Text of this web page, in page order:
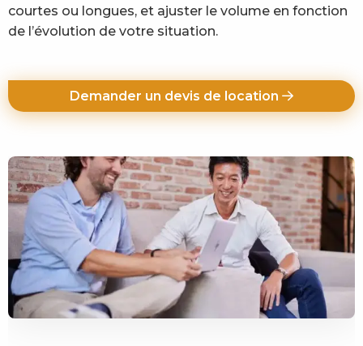
courtes ou longues, et ajuster le volume en fonction
de l’évolution de votre situation.
Demander un devis de location